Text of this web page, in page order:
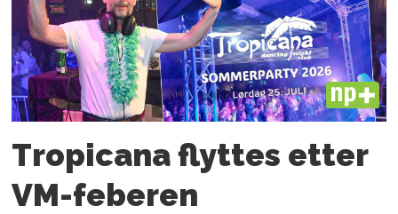
PLUS
Tropicana flyttes etter
VM-feberen